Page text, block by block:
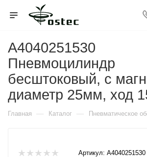
A4040251530
Пневмоцилиндр
бесштоковый, с
диаметр 25мм, ход
Главная — Каталог — Пневматическое
Артикул: A4040251530